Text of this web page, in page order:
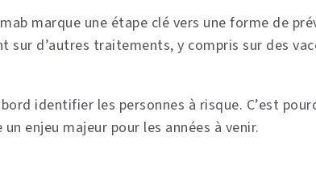
marque une étape clé vers une forme de
sur d’autres traitements, y compris sur des
identifier les personnes à risque. C’est
enjeu majeur pour les années à venir.